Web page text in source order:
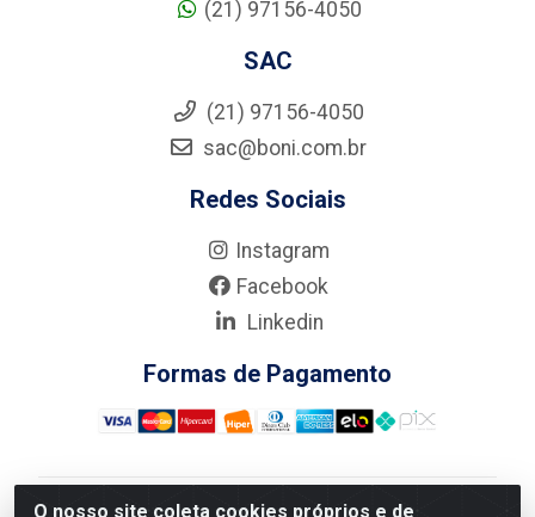
O nosso site coleta cookies próprios e de
(21) 97156-4050
SAC
(21) 97156-4050
sac@boni.com.br
Redes Sociais
Instagram
Facebook
Linkedin
Formas de Pagamento